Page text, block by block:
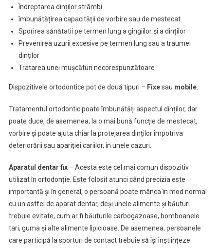
Îndreptarea dinților strâmbi
îmbunătățirea capacității de vorbire sau de mestecat
Sporirea sănătatii pe termen lung a gingiilor și a dinților
Prevenirea uzurii excesive pe termen lung sau a traumei
dinților
Tratarea unei mușcături necorespunzătoare
Dispozitivele ortodontice pot de două tipuri – Fixesau mobile.
Tratamentul ortodontic poate îmbunătăți aspectul dinților, dar
poate duce, de asemenea, la o mai bună funcție de mestecat,
vorbire și poate ajuta chiar la protejarea dinților împotriva
deteriorării sau apariției cariilor, în unele cazuri.
Aparatul dentar fix– Acesta este cel mai comun dispozitiv
utilizat în ortodonție. Este folosit atunci când precizia este
importantă și în general, o persoană poate mânca în mod normal
cu un astfel de aparat dentar, deși unele alimente și băuturi
trebuie evitate, cum ar fi băuturile carbogazoase, bomboanele
tari, guma și alte alimente lipicioase. De asemenea, persoanele
care participă la sporturi de contact trebuie să își înștiințeze